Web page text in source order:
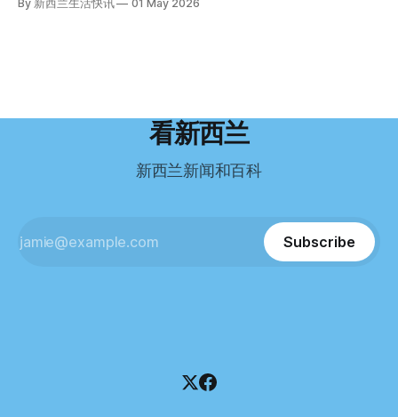
义。”现年39岁的加州人Brandon说道。 2024年11月，这家人
年3月抵达奥克兰。 当时心里盘算着：努力工作两年，申请居
所需的英语门槛。 De Guzman选择了另一项考试——
Pearson Test of English，最终成绩是45分，而申请要求是58
引人关注的是——清算人目前无法联系到创始人本人。 今年3
纽币，员工索赔金额仍在核算中。 整体债务规模，已经逼近
这导致公司财务记录尚未完全掌握，资产处置是否合理仍待核
在核查资产出售是否符合市
By 新西兰生活快讯 01 May 2026
看新西兰
新西兰新闻和百科
Subscribe